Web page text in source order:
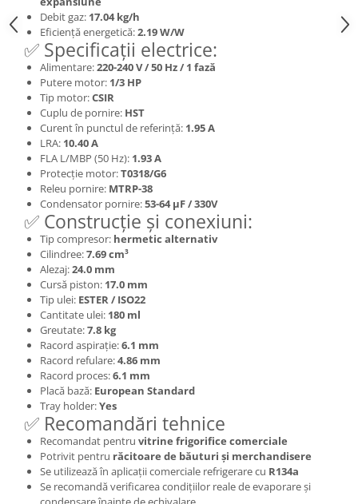
Debit gaz: 17.04 kg/h
Eficiență energetică:2.19 W/W
✅ Specificații electrice:
Alimentare:220-240 V / 50 Hz / 1 fază
Putere motor: 1/3 HP
Tip motor:CSIR
Cuplu de pornire: HST
Curent în punctul de referință: 1.95 A
LRA: 10.40 A
FLA L/MBP (50 Hz): 1.93 A
Protecție motor:T0318/G6
Releu pornire: MTRP-38
Condensator pornire:53-64 µF / 330V
✅ Construcție și conexiuni:
Tip compresor: hermetic alternativ
Cilindree:7.69 cm³
Alezaj:24.0 mm
Cursă piston: 17.0 mm
Tip ulei: ESTER / ISO22
Cantitate ulei: 180 ml
Greutate:7.8 kg
Racord aspirație:6.1 mm
Racord refulare:4.86 mm
Racord proces:6.1 mm
Placă bază: European Standard
Tray holder:Yes
✅ Recomandări tehnice
Recomandat pentru vitrine frigorifice comerciale
Potrivit pentru răcitoare de băuturi și merchandisere
Se utilizează în aplicații comerciale refrigerare cu R134a
Se recomandă verificarea condițiilor reale de evaporare și